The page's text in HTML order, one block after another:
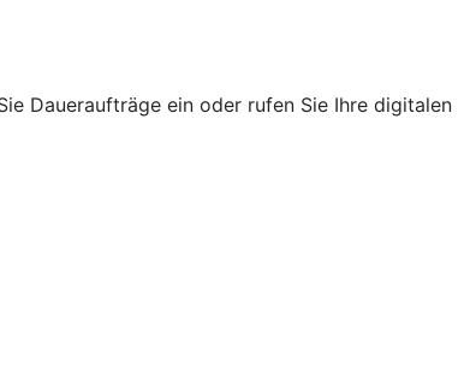
Daueraufträge ein oder rufen Sie Ihre digitalen